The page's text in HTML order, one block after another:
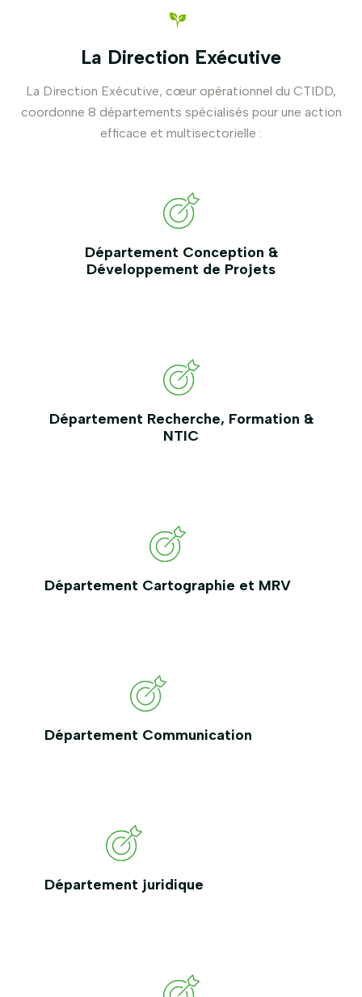
La Direction Exécutive
La Direction Exécutive, cœur opérationnel du CTIDD,
coordonne 8 départements spécialisés pour une action
efficace et multisectorielle :
Département Conception &
Développement de Projets
Département Recherche, Formation &
NTIC
Département Cartographie et MRV
Département Communication
Département juridique